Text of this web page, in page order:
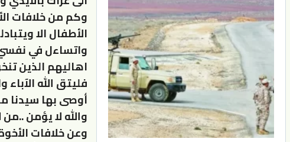
وكم من خلافات
الأطفال الا
واتساءل في
اهاليهم الذين
فليتق الله
أوصى بها سيدنا
والله لا يؤمن ..من
وعن خلافات